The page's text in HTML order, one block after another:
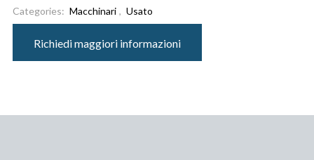
Categories: Macchinari , Usato
Richiedi maggiori informazioni